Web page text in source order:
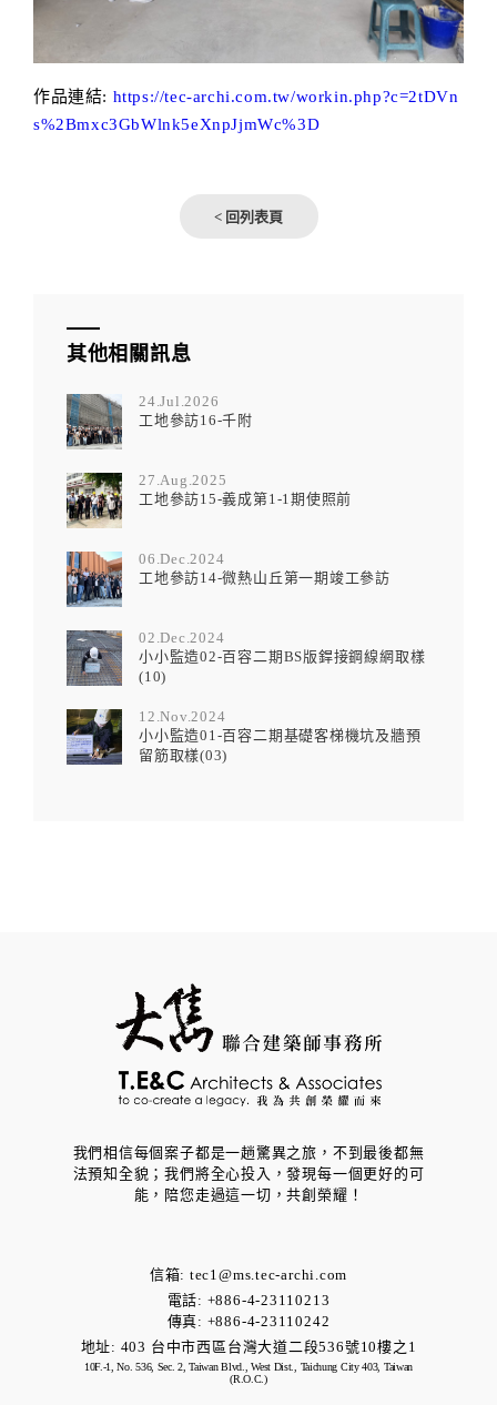
作品連結: https://tec-archi.com.tw/workin.php?c=2tDVn
s%2Bmxc3GbWlnk5eXnpJjmWc%3D
< 回列表頁
其他相關訊息
24.Jul.2026
工地參訪16-千附
27.Aug.2025
工地參訪15-義成第1-1期使照前
06.Dec.2024
工地參訪14-微熱山丘第一期竣工參訪
02.Dec.2024
小小監造02-百容二期BS版銲接鋼線網取樣
(10)
12.Nov.2024
小小監造01-百容二期基礎客梯機坑及牆預
留筋取樣(03)
我們相信每個案子都是一趟驚異之旅，不到最後都無
法預知全貌；我們將全心投入，發現每一個更好的可
能，​陪您走過這一切，共創榮耀！
信箱: tec1@ms.tec-archi.com
電話: +886-4-23110213
傳真: +886-4-23110242
地址: 403 台中市西區台灣大道二段536號10樓之1
10F.-1, No. 536, Sec. 2, Taiwan Blvd., West Dist., Taichung City 403, Taiwan
(R.O.C.)